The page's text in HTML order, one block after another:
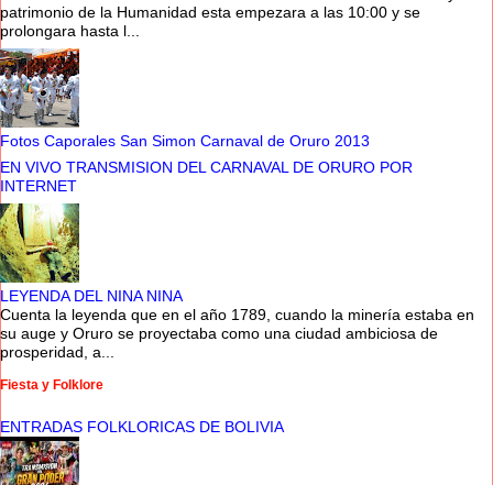
patrimonio de la Humanidad esta empezara a las 10:00 y se
prolongara hasta l...
Fotos Caporales San Simon Carnaval de Oruro 2013
EN VIVO TRANSMISION DEL CARNAVAL DE ORURO POR
INTERNET
LEYENDA DEL NINA NINA
Cuenta la leyenda que en el año 1789, cuando la minería estaba en
su auge y Oruro se proyectaba como una ciudad ambiciosa de
prosperidad, a...
Fiesta y Folklore
ENTRADAS FOLKLORICAS DE BOLIVIA